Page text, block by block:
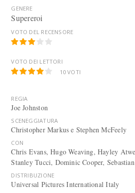
GENERE
Supereroi
VOTO DEL RECENSORE
VOTO DEI LETTORI
10 VOTI
REGIA
Joe Johnston
SCENEGGIATURA
Christopher Markus e Stephen McFeely
CON
Chris Evans, Hugo Weaving, Hayley
Stanley Tucci, Dominic Cooper,
DISTRIBUZIONE
Universal Pictures International Italy